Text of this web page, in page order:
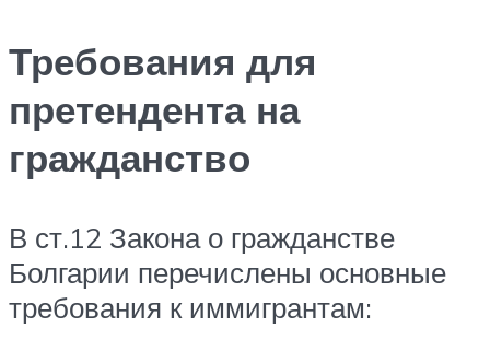
Требования для
претендента на
гражданство
В ст.12 Закона о гражданстве
Болгарии перечислены основные
требования к иммигрантам: